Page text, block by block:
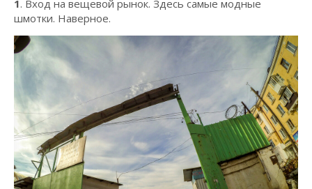
1. Вход на вещевой рынок. Здесь самые модные
шмотки. Наверное.